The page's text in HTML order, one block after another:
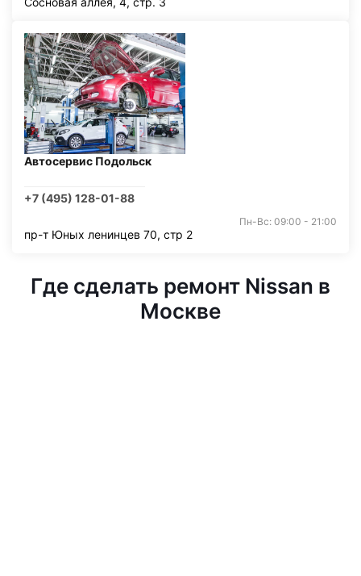
Автосервис Подольск
+7 (495) 128-01-88
Пн-Вс: 09:00 - 21:00
пр-т Юных ленинцев 70, стр 2
Где сделать ремонт Nissan в
Москве